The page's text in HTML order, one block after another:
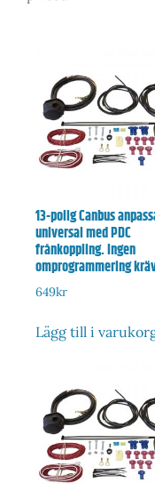
13-polig Canbus
universal med PDC
frånkoppling. Ingen
omprogrammering
649kr
Lägg till i